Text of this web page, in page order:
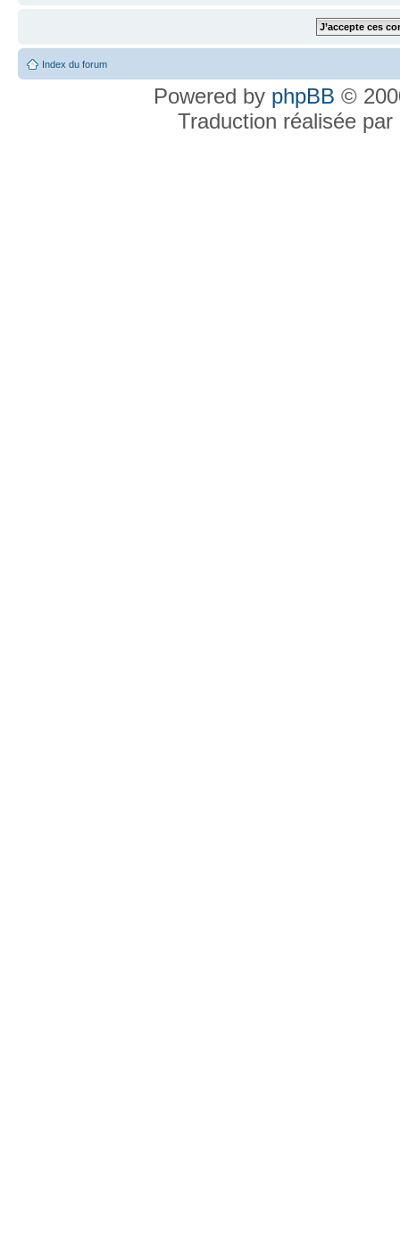
Index du forum
Powered by phpBB ©
Traduction réalisée par